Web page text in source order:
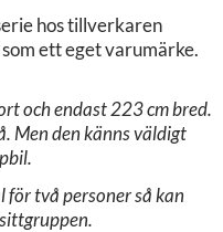
hos tillverkaren
ett eget varumärke.
och endast 223 cm bred.
Men den känns väldigt
för två personer så kan